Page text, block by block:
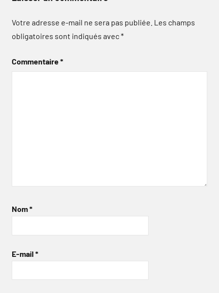
Votre adresse e-mail ne sera pas publiée. Les champs
obligatoires sont indiqués avec*
Commentaire*
Nom*
E-mail *